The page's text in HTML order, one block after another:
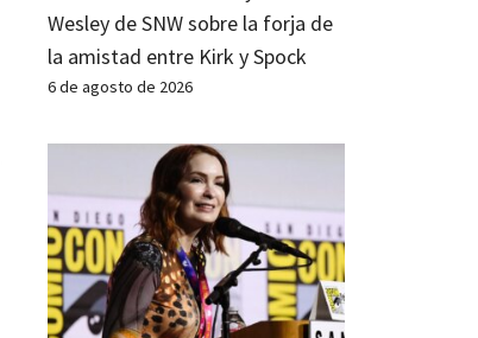
Wesley de SNW sobre la forja de
la amistad entre Kirk y Spock
6 de agosto de 2026